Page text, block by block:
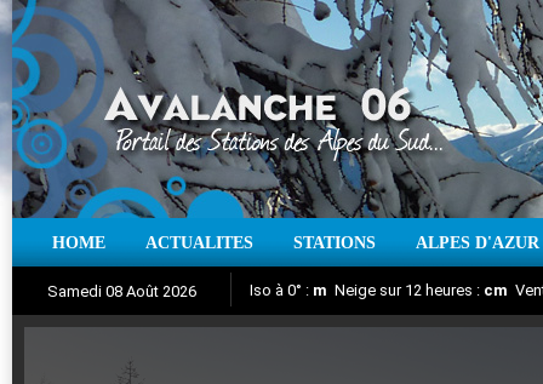
HOME ACTUALITES STATIONS ALPES D'AZUR
Samedi 08 Août 2026 Iso à 0° : m Neige sur 12 heures : cm